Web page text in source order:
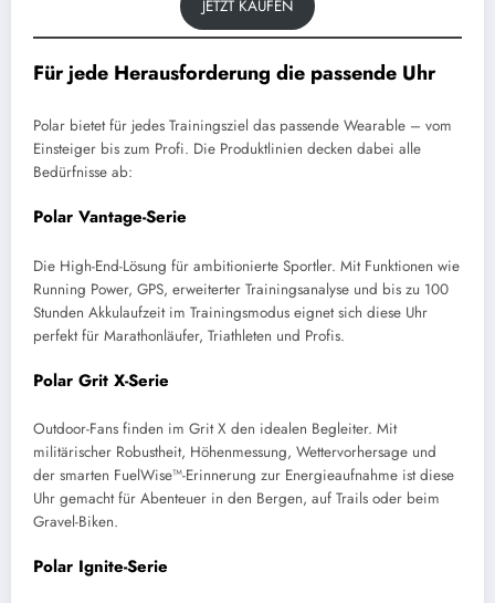
JETZT KAUFEN
Für jede Herausforderung die passende Uhr
Polar bietet für jedes Trainingsziel das passende Wearable – vom
Einsteiger bis zum Profi. Die Produktlinien decken dabei alle
Bedürfnisse ab:
Polar Vantage-Serie
Die High-End-Lösung für ambitionierte Sportler. Mit Funktionen wie
Running Power, GPS, erweiterter Trainingsanalyse und bis zu 100
Stunden Akkulaufzeit im Trainingsmodus eignet sich diese Uhr
perfekt für Marathonläufer, Triathleten und Profis.
Polar Grit X-Serie
Outdoor-Fans finden im Grit X den idealen Begleiter. Mit
militärischer Robustheit, Höhenmessung, Wettervorhersage und
der smarten FuelWise™-Erinnerung zur Energieaufnahme ist diese
Uhr gemacht für Abenteuer in den Bergen, auf Trails oder beim
Gravel-Biken.
Polar Ignite-Serie